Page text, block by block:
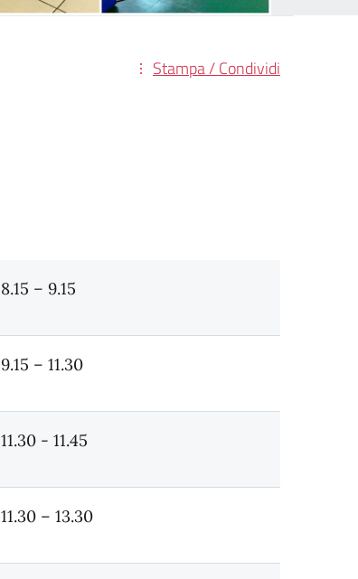
Stampa / Condividi
8.15 – 9.15
9.15 – 11.30
11.30 - 11.45
11.30 – 13.30